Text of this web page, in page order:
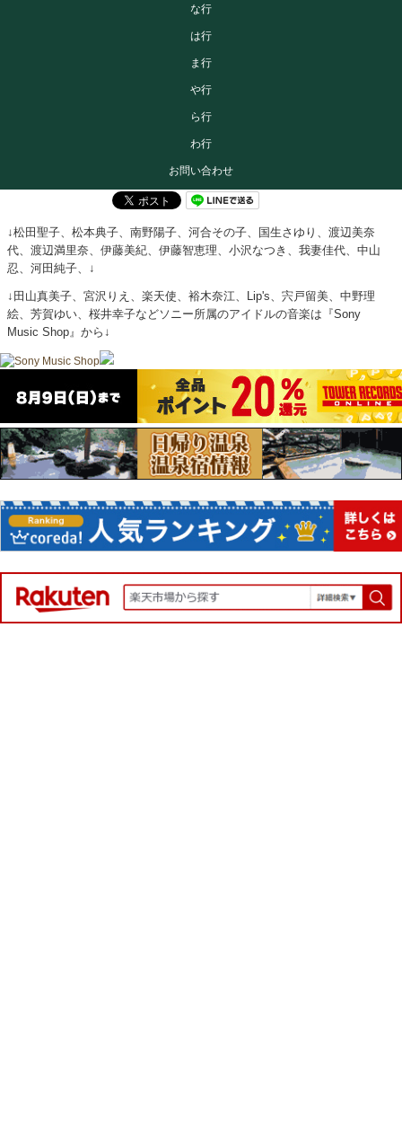
な行
は行
ま行
や行
ら行
わ行
お問い合わせ
↓松田聖子、松本典子、南野陽子、河合その子、国生さゆり、渡辺美奈
代、渡辺満里奈、伊藤美紀、伊藤智恵理、小沢なつき、我妻佳代、中山
忍、河田純子、↓
↓田山真美子、宮沢りえ、楽天使、裕木奈江、Lip's、宍戸留美、中野理
絵、芳賀ゆい、桜井幸子などソニー所属のアイドルの音楽は『Sony
Music Shop』から↓